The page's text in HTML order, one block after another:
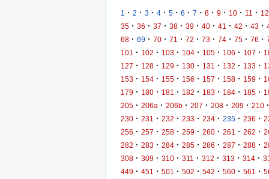
1 · 2 · 3 · 4 · 5 · 6 · 7 · 8 · 9 · 10 · 11 · 12
35 · 36 · 37 · 38 · 39 · 40 · 41 · 42 · 43 ·
68 · 69 · 70 · 71 · 72 · 73 · 74 · 75 · 76 ·
101
· 102 · 103 · 104 · 105 · 106 · 107 ·
127 · 128 · 129 · 130 · 131 · 132 · 133 ·
153 · 154 · 155 · 156 · 157 · 158 · 159 ·
179 · 180 · 181 · 182 · 183 · 184 · 185 ·
205 · 206a · 206b · 207 · 208 · 209 · 210 ·
230 · 231 · 232 · 233 · 234 · 235 · 236 ·
256 · 257 · 258 · 259 · 260 · 261 · 262 ·
282 · 283 · 284 · 285 · 286 · 287 · 288 ·
308 · 309 · 310 · 311 · 312 · 313 · 314 ·
449 · 451 · 501 · 502 · 542 · 560 · 561 ·